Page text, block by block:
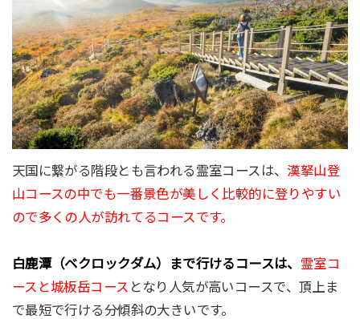
天国に繋がる階段とも言われる霊室コースは、 漢拏山登
山コースの中でも一番景色が美しく比較的に登りやすい
ので多くの人が訪れてるコースです。
白鹿潭（ベクロックダム）まで行けるコースは、 霊室コ
ースと 城板岳コース となり人気が高いコースで、頂上ま
で最短で行ける分傾斜の大きいです。